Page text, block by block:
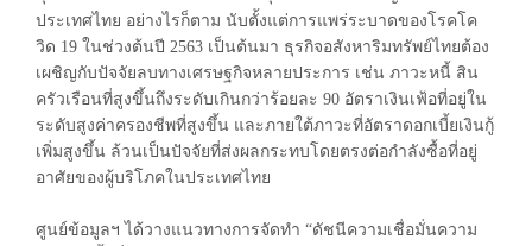
ประเทศไทย อย่างไรก็ตาม นับตั้งแต่การแพร่ระบาดของโรคโค
วิด 19 ในช่วงต้นปี 2563 เป็นต้นมา ธุรกิจอสังหาริมทรัพย์ไทยต้อง
เผชิญกับปัจจัยลบทางเศรษฐกิจหลายประการ เช่น ภาวะหนี้ สิน
ครัวเรือนที่สูงขึ้นถึงระดับเกินกว่าร้อยละ 90 อัตราเงินเฟ้อที่อยู่ใน
ระดับสูงค่าครองชีพที่สูงขึ้น และภายใต้ภาวะที่อัตราดอกเบี้ยเงินกู้
เพิ่มสูงขึ้น ล้วนเป็นปัจจัยที่ส่งผลกระทบโดยตรงต่อกำลังซื้อที่อยู่
อาศัยของผู้บริโภคในประเทศไทย
ศูนย์ข้อมูลฯ ได้วางแนวทางการจัดทำ “ดัชนีความเชื่อมั่นความ